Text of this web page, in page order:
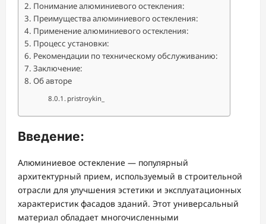
Понимание алюминиевого остекления:
Преимущества алюминиевого остекления:
Применение алюминиевого остекления:
Процесс установки:
Рекомендации по техническому обслуживанию:
Заключение:
Об авторе
pristroykin_
Введение:
Алюминиевое остекление — популярный
архитектурный прием, используемый в строительной
отрасли для улучшения эстетики и эксплуатационных
характеристик фасадов зданий. Этот универсальный
материал обладает многочисленными